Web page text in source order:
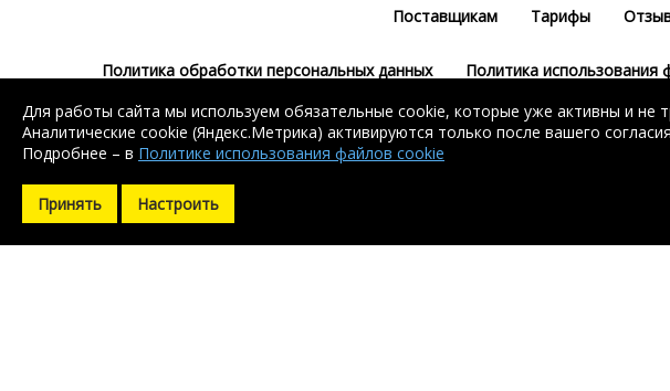
Поставщикам Тарифы
Политика обработки персональных данных Политика использования
Согласие на
Без регистрации доступен поиск балки, арматуры, швеллера и
Без регистрации доступен поиск балки, арматуры, швеллера и
Для работы сайта мы используем обязательные cookie, которые уже активны и не
Аналитические cookie (Яндекс.Метрика) активируются только после вашего
Подробнее – в Политике использования файлов cookie
Принять Настроить